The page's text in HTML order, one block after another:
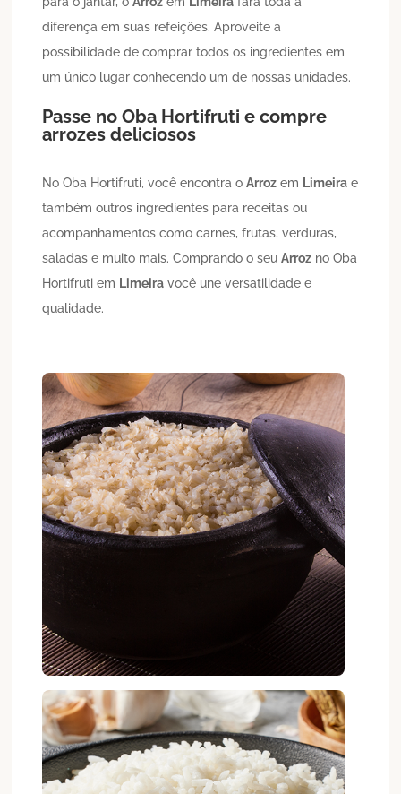
diferença em suas refeições. Aproveite a
possibilidade de comprar todos os ingredientes em
um único lugar conhecendo um de nossas unidades.
Passe no Oba Hortifruti e compre
arrozes deliciosos
No Oba Hortifruti, você encontra oArroz em Limeira e
também outros ingredientes para receitas ou
acompanhamentos como carnes, frutas, verduras,
saladas e muito mais. Comprando o seuArroz no Oba
Hortifruti em Limeira você une versatilidade e
qualidade.